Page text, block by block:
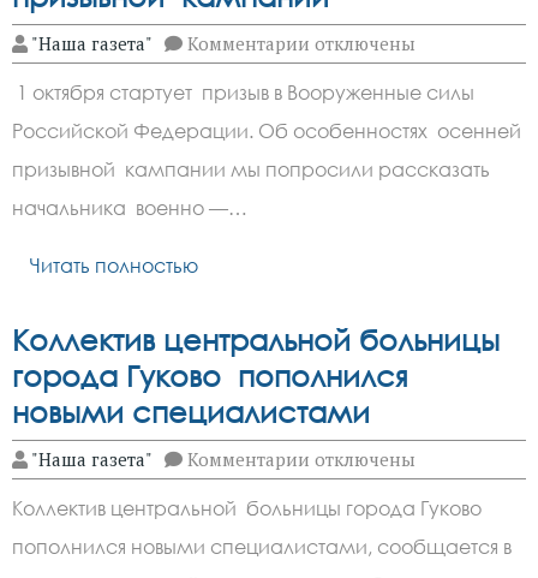
"Наша газета" Комментарии к
записи
ознакомили
с
особенностями
осенней
призывной
отключены
1 октября стартует призыв в Вооруженные силы
Российской Федерации. Об особенностях осенней
призывной кампании мы попросили рассказать
начальника военно —…
Читать полностью
Коллектив центральной больницы
города Гуково пополнился
новыми специалистами
"Наша газета" Комментарии к
записи
центральной
больницы
города
отключены
Коллектив центральной больницы города Гуково
пополнился новыми специалистами, сообщается в